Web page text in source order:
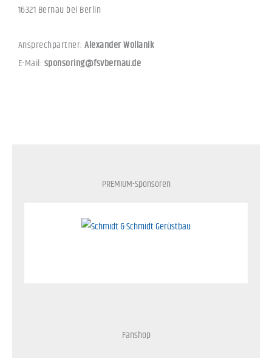
16321 Bernau bei Berlin
Ansprechpartner:Alexander Wollanik
E-Mail: sponsoring@fsvbernau.de
PREMIUM-Sponsoren
Fanshop